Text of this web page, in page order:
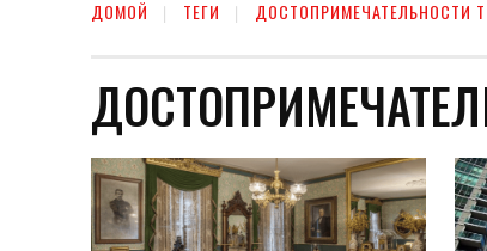
ДОМОЙ ТЕГИ ДОСТОПРИМЕЧАТЕЛЬНОСТИ